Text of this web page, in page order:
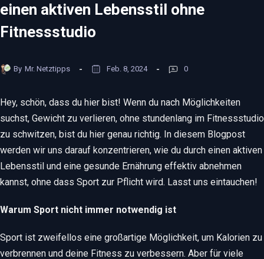
einen aktiven Lebensstil ohne
Fitnessstudio
By Mr. Netztipps Feb. 8, 2024 0
Hey, schön, dass du hier bist! Wenn du nach Möglichkeiten
suchst, Gewicht zu verlieren, ohne stundenlang im Fitnessstudio
zu schwitzen, bist du hier genau richtig. In diesem Blogpost
werden wir uns darauf konzentrieren, wie du durch einen aktiven
Lebensstil und eine gesunde Ernährung effektiv abnehmen
kannst, ohne dass Sport zur Pflicht wird. Lasst uns eintauchen!
Warum Sport nicht immer notwendig ist
Sport ist zweifellos eine großartige Möglichkeit, um Kalorien zu
verbrennen und deine Fitness zu verbessern. Aber für viele